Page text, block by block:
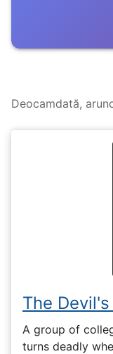
Deocamdată,
The
A group of
turns deadly